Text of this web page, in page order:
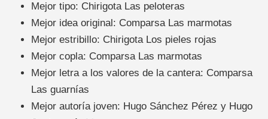
Mejor tipo: Chirigota Las peloteras
Mejor idea original: Comparsa Las marmotas
Mejor estribillo: Chirigota Los pieles rojas
Mejor copla: Comparsa Las marmotas
Mejor letra a los valores de la cantera: Comparsa
Las guarnías
Mejor autoría joven: Hugo Sánchez Pérez y Hugo